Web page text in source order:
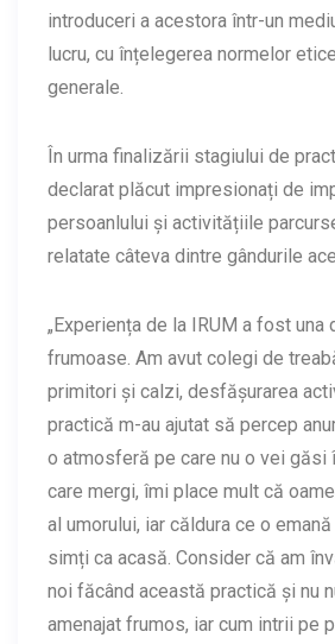
introduceri a acestora într-un
lucru, cu înțelegerea normelor
generale.
În urma finalizării stagiului de
declarat plăcut impresionați de
persoanlului și activitățiile
relatate câteva dintre gândurile
„Experiența de la IRUM a fost una
frumoase. Am avut colegi de
primitori și calzi, desfășurarea
practică m-au ajutat să percep
o atmosferă pe care nu o vei găsi
care mergi, îmi place mult că
al umorului, iar căldura ce o
simți ca acasă. Consider că am
noi făcând această practică și nu
amenajat frumos, iar cum intrii pe